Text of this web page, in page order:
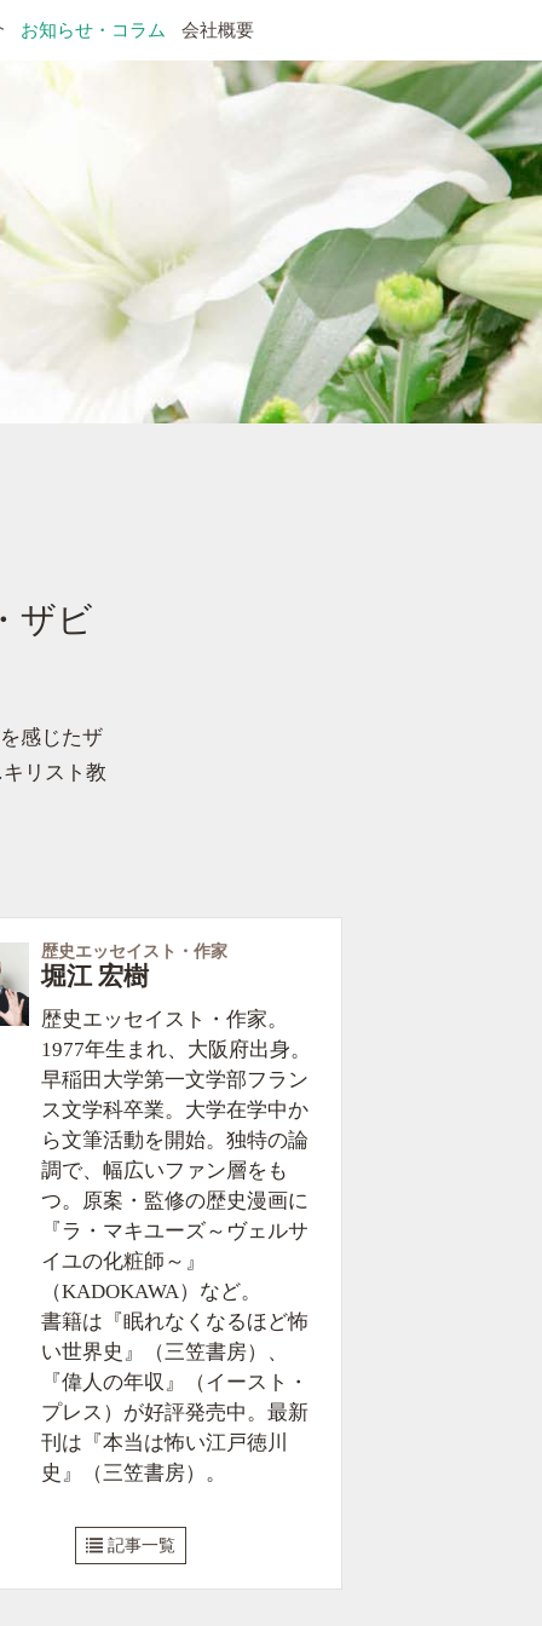
お知らせ・コラム 会社概要
ザビ
感じたザ
リスト教
歴史エッセイスト・作家
堀江 宏樹
歴史エッセイスト・作家。
1977年生まれ、大阪府出身。
早稲田大学第一文学部フラン
ス文学科卒業。大学在学中か
ら文筆活動を開始。独特の論
調で、幅広いファン層をも
つ。原案・監修の歴史漫画に
『ラ・マキユーズ～ヴェルサ
イユの化粧師～』
（KADOKAWA）など。
書籍は『眠れなくなるほど怖
い世界史』（三笠書房）、
『偉人の年収』（イースト・
プレス）が好評発売中。最新
刊は『本当は怖い江戸徳川
史』（三笠書房）。
記事一覧